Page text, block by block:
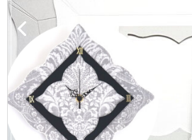
カルトナージュLeather用
金具・パーツ類
フルキット
Jolipapier